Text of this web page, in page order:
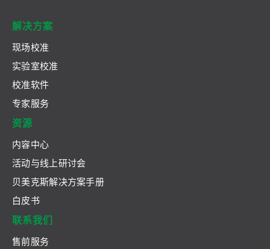
解决方案
现场校准
实验室校准
校准软件
专家服务
资源
内容中心
活动与线上研讨会
贝美克斯解决方案手册
白皮书
联系我们
售前服务